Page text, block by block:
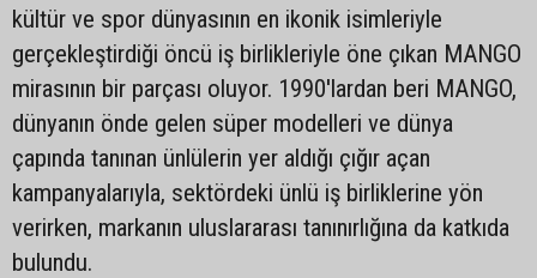
kültür ve spor dünyasının en ikonik isimleriyle
gerçekleştirdiği öncü iş birlikleriyle öne çıkan MANGO
mirasının bir parçası oluyor. 1990'lardan beri MANGO,
dünyanın önde gelen süper modelleri ve dünya
çapında tanınan ünlülerin yer aldığı çığır açan
kampanyalarıyla, sektördeki ünlü iş birliklerine yön
verirken, markanın uluslararası tanınırlığına da katkıda
bulundu.